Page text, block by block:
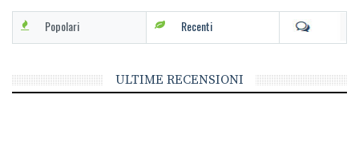
Popolari Recenti
ULTIME RECENSIONI